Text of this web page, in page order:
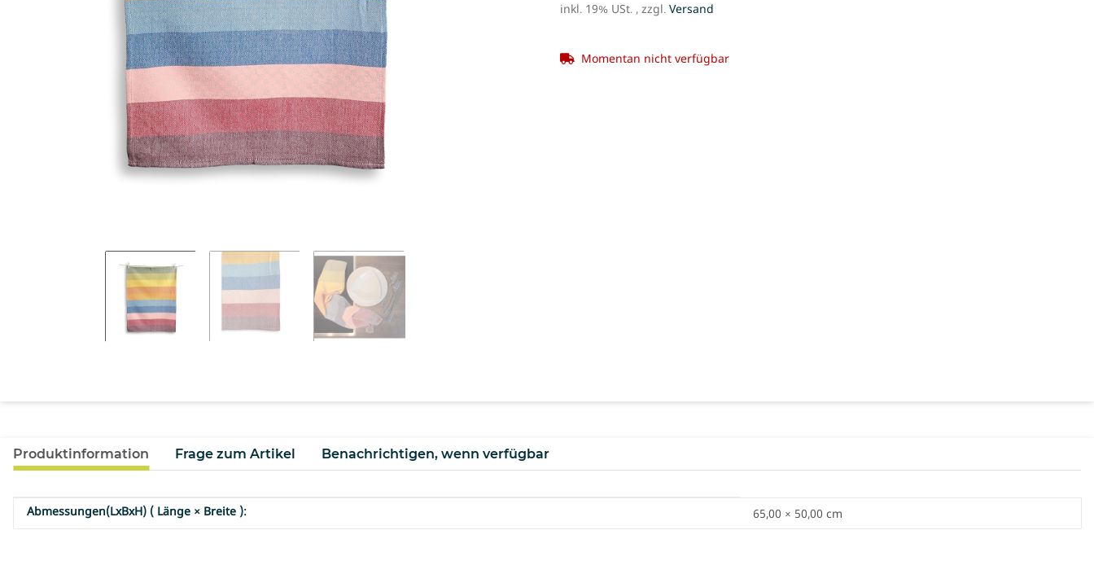
inkl. 19% USt. , zzgl. Versand
Momentan nicht verfügbar
Produktinformation Frage zum Artikel Benachrichtigen, wenn verfügbar
Produkteigenschaft
Wert
Abmessungen(LxBxH) ( Länge × Breite ): 65,00 × 50,00 cm